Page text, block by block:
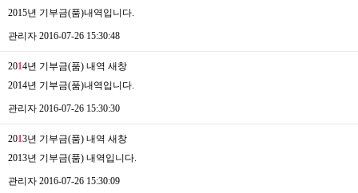
2015년 기부금(품)내역입니다.
관리자 2016-07-26 15:30:48
2014년 기부금(품) 내역 새창
2014년 기부금(품)내역입니다.
관리자 2016-07-26 15:30:30
2013년 기부금(품) 내역 새창
2013년 기부금(품) 내역입니다.
관리자 2016-07-26 15:30:09